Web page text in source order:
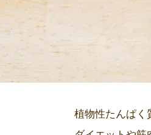
植物性たんぱく